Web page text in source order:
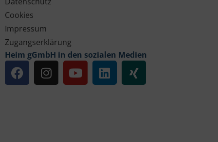
Cookies
Impressum
Zugangserklärung
Heim gGmbH in den sozialen Medien